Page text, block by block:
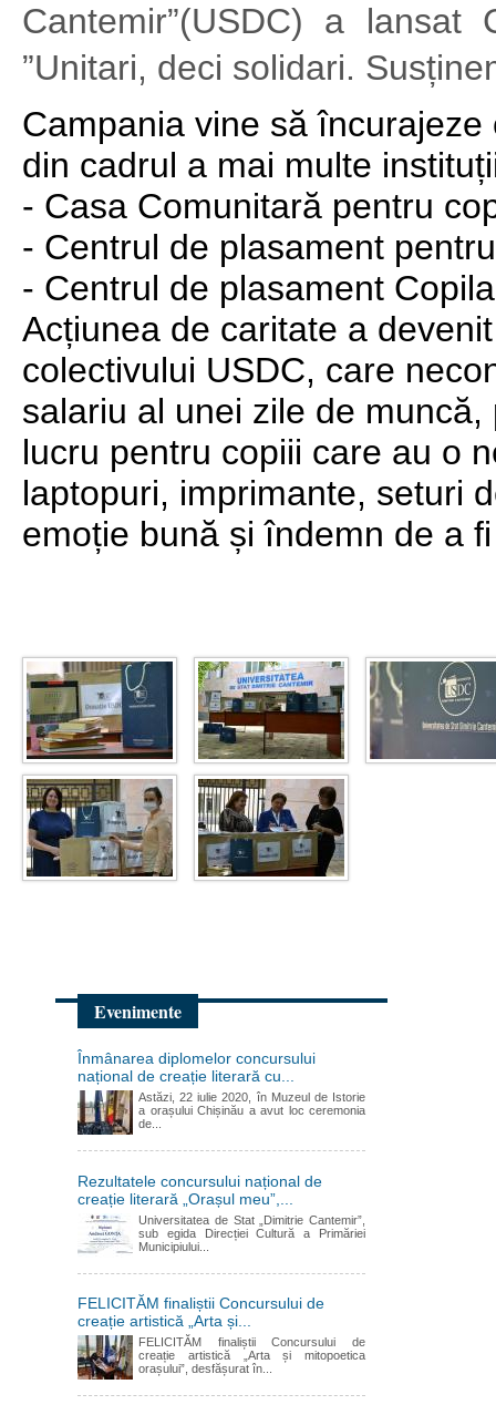
Cantemir”(USDC) a
”Unitari, deci solidari.
Campania vine să
din cadrul a mai multe
- Casa Comunitară pentru
- Centrul de plasament
- Centrul de plasament
Acțiunea de caritate a
colectivului USDC, care
salariu al unei zile de
lucru pentru copiii care au o
laptopuri, imprimante, seturi
emoție bună și îndemn de a
Evenimente
Înmânarea diplomelor concursului
național de creație literară cu...
Astăzi, 22 iulie 2020, în Muzeul de Istorie
a orașului Chișinău a avut loc ceremonia
de...
Rezultatele concursului național de
creație literară „Orașul meu”,...
Universitatea de Stat „Dimitrie Cantemir”,
sub egida Direcției Cultură a Primăriei
Municipiului...
FELICITĂM finaliștii Concursului de
creație artistică „Arta și...
FELICITĂM finaliștii Concursului de
creație artistică „Arta și mitopoetica
orașului”, desfășurat în...